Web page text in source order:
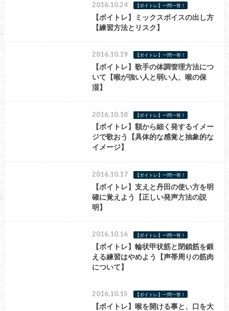
2016.10.24 【ボイトレ】一問一答！
【ボイトレ】ミックスボイスの出し方
【練習方法とリスク】
2016.10.19 【ボイトレ】一問一答！
【ボイトレ】歌手の体調管理方法につ
いて【喉が強い人と弱い人、喉の保
湿】
2016.10.18 【ボイトレ】一問一答！
【ボイトレ】額から細く発するイメー
ジで歌おう【具体的な感覚と抽象的な
イメージ】
2016.10.17 【ボイトレ】一問一答！
【ボイトレ】支えと丹田の使い方を明
確に覚えよう【正しい発声方法の説
明】
2016.10.16 【ボイトレ】一問一答！
【ボイトレ】輪状甲状筋と閉鎖筋を鍛
える練習はやめよう【声帯周りの筋肉
について】
2016.10.15 【ボイトレ】一問一答！
【ボイトレ】喉を開ける事と、口を大